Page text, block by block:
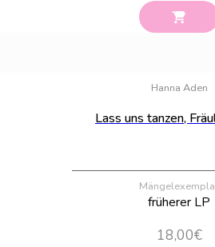
Hanna Aden
Lass uns tanzen,
früherer LP
18,00€